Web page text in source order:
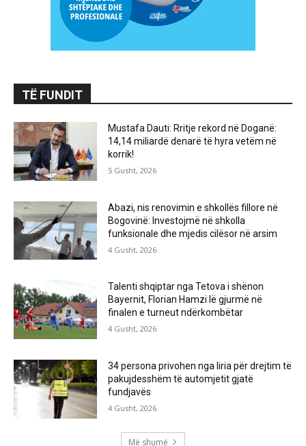
TË FUNDIT
Mustafa Dauti: Rritje rekord në Doganë:
14,14 miliardë denarë të hyra vetëm në
korrik!
5 Gusht, 2026
Abazi, nis renovimin e shkollës fillore në
Bogovinë: Investojmë në shkolla
funksionale dhe mjedis cilësor në arsim
4 Gusht, 2026
Talenti shqiptar nga Tetova i shënon
Bayernit, Florian Hamzi lë gjurmë në
finalen e turneut ndërkombëtar
4 Gusht, 2026
34 persona privohen nga liria për drejtim të
pakujdesshëm të automjetit gjatë
fundjavës
4 Gusht, 2026
Më shumë